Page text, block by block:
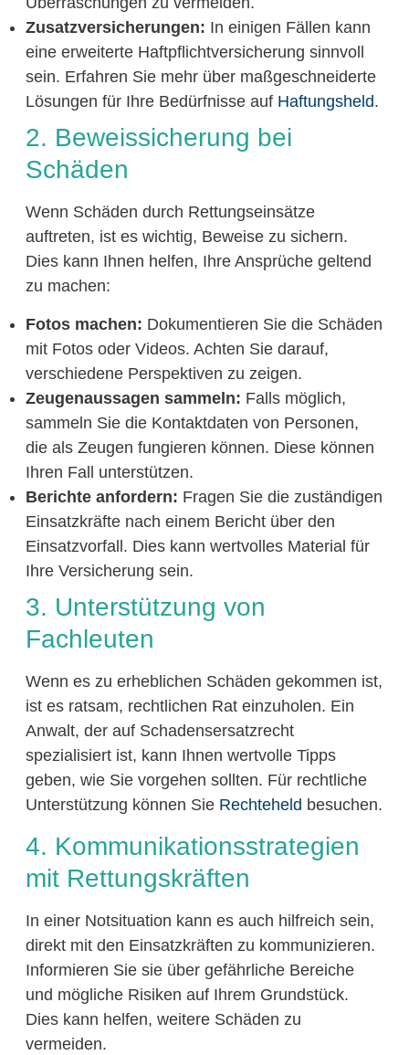
Zusatzversicherungen: In einigen Fällen kann
eine erweiterte Haftpflichtversicherung sinnvoll
sein. Erfahren Sie mehr über maßgeschneiderte
Lösungen für Ihre Bedürfnisse auf Haftungsheld.
2. Beweissicherung bei
Schäden
Wenn Schäden durch Rettungseinsätze
auftreten, ist es wichtig, Beweise zu sichern.
Dies kann Ihnen helfen, Ihre Ansprüche geltend
zu machen:
Fotos machen: Dokumentieren Sie die Schäden
mit Fotos oder Videos. Achten Sie darauf,
verschiedene Perspektiven zu zeigen.
Zeugenaussagen sammeln: Falls möglich,
sammeln Sie die Kontaktdaten von Personen,
die als Zeugen fungieren können. Diese können
Ihren Fall unterstützen.
Berichte anfordern: Fragen Sie die zuständigen
Einsatzkräfte nach einem Bericht über den
Einsatzvorfall. Dies kann wertvolles Material für
Ihre Versicherung sein.
3. Unterstützung von
Fachleuten
Wenn es zu erheblichen Schäden gekommen ist,
ist es ratsam, rechtlichen Rat einzuholen. Ein
Anwalt, der auf Schadensersatzrecht
spezialisiert ist, kann Ihnen wertvolle Tipps
geben, wie Sie vorgehen sollten. Für rechtliche
Unterstützung können Sie Rechteheld besuchen.
4. Kommunikationsstrategien
mit Rettungskräften
In einer Notsituation kann es auch hilfreich sein,
direkt mit den Einsatzkräften zu kommunizieren.
Informieren Sie sie über gefährliche Bereiche
und mögliche Risiken auf Ihrem Grundstück.
Dies kann helfen, weitere Schäden zu
vermeiden.